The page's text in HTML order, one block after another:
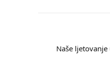
Naše